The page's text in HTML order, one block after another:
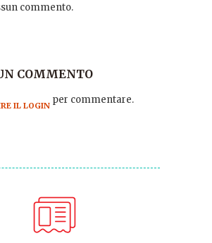
commento.
COMMENTO
IL LOGIN per commentare.